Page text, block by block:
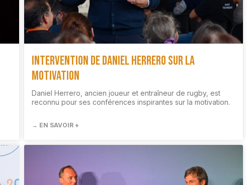
Intervention de Daniel Herrero sur la
motivation
Daniel Herrero, ancien joueur et entraîneur de rugby, est
reconnu pour ses conférences inspirantes sur la motivation.
→ EN SAVOIR +